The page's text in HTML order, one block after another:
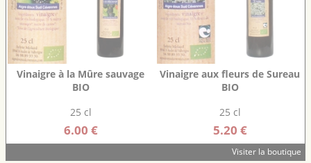
Vinaigre à la Mûre sauvage
BIO
25 cl
6.00 €
Vinaigre aux fleurs de Sureau
BIO
25 cl
5.20 €
Visiter la boutique